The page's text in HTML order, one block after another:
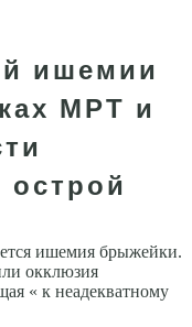
ишемии
МРТ и
ишемия брыжейки.
окклюзия
« к неадекватному